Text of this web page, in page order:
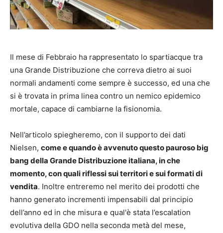
Il mese di Febbraio ha rappresentato lo spartiacque tra
una Grande Distribuzione che correva dietro ai suoi
normali andamenti come sempre è successo, ed una che
si è trovata in prima linea contro un nemico epidemico
mortale, capace di cambiarne la fisionomia.
Nell’articolo spiegheremo, con il supporto dei dati
Nielsen, come e quando è avvenuto questo pauroso big
bang della Grande Distribuzione italiana, in che
momento, con quali riflessi sui territori e sui formati di
vendita. Inoltre entreremo nel merito dei prodotti che
hanno generato incrementi impensabili dal principio
dell’anno ed in che misura e qual'è stata l’escalation
evolutiva della GDO nella seconda metà del mese,